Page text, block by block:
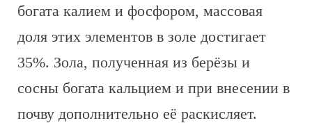
богата калием и фосфором, массовая
доля этих элементов в золе достигает
35%. Зола, полученная из берёзы и
сосны богата кальцием и при внесении в
почву дополнительно её раскисляет.